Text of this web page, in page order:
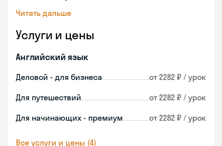
Читать дальше
Услуги и цены
Английский язык
Деловой - для бизнеса от 2282 ₽ / урок
Для путешествий от 2282 ₽ / урок
Для начинающих - премиум от 2282 ₽ / урок
Все услуги и цены (4)